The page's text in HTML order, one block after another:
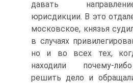
давать
юрисдикции. В это
московское, князья
в случаях
но и во всех тех,
находили почему-
решить дело и